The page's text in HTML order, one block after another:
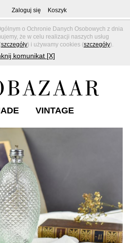
o Ochronie Danych Osobowych z dnia
że w celu realizacji naszych usług
szczegóły) i używamy cookies (szczegóły).
komunikat [X]
Zaloguj się Koszyk
VINTAGE